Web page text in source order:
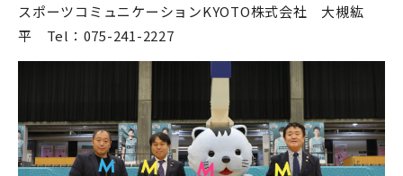
スポーツコミュニケーションKYOTO株式会社 大槻紘
平 Tel：075-241-2227